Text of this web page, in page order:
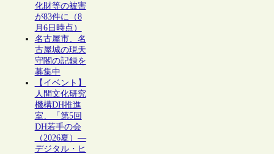
化財等の被害
が83件に（8
月6日時点）
名古屋市、名
古屋城の現天
守閣の記録を
募集中
【イベント】
人間文化研究
機構DH推進
室、「第5回
DH若手の会
（2026夏）―
デジタル・ヒ